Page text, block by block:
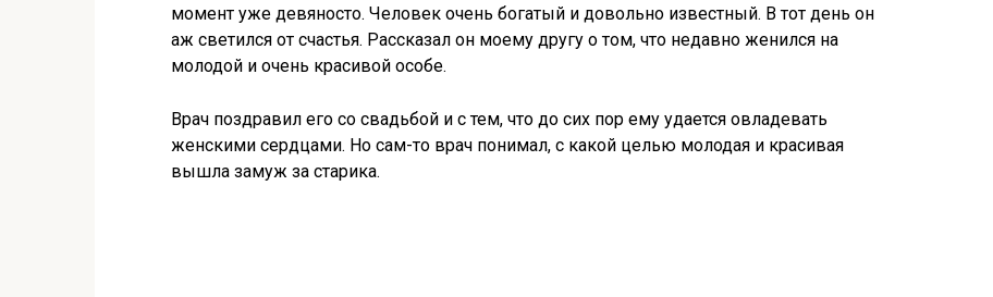
момент уже девяносто. Человек очень богатый и довольно известный. В тот день он
аж светился от счастья. Рассказал он моему другу о том, что недавно женился на
молодой и очень красивой особе.
Врач поздравил его со свадьбой и с тем, что до сих пор ему удается овладевать
женскими сердцами. Но сам-то врач понимал, с какой целью молодая и красивая
вышла замуж за старика.